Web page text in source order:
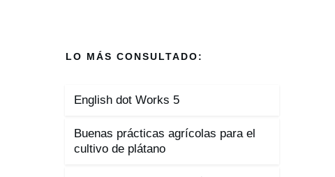
LO MÁS CONSULTADO:
English dot Works 5
Buenas prácticas agrícolas para el
cultivo de plátano